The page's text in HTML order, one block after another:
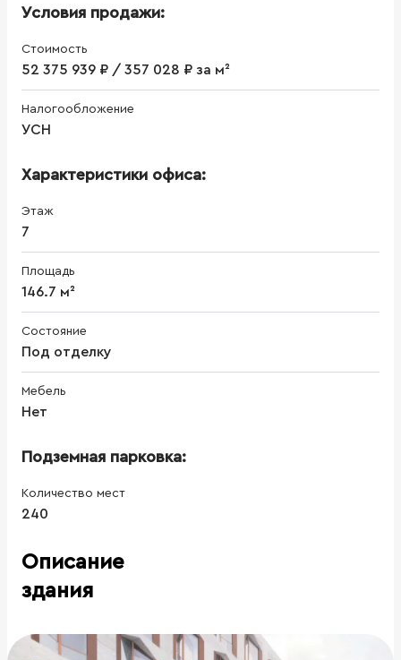
Условия продажи:
Стоимость
52 375 939 ₽ / 357 028 ₽ за м²
Налогообложение
УСН
Характеристики офиса:
Этаж
7
Площадь
146.7 м²
Состояние
Под отделку
Мебель
Нет
Подземная парковка:
Количество мест
240
Описание
здания